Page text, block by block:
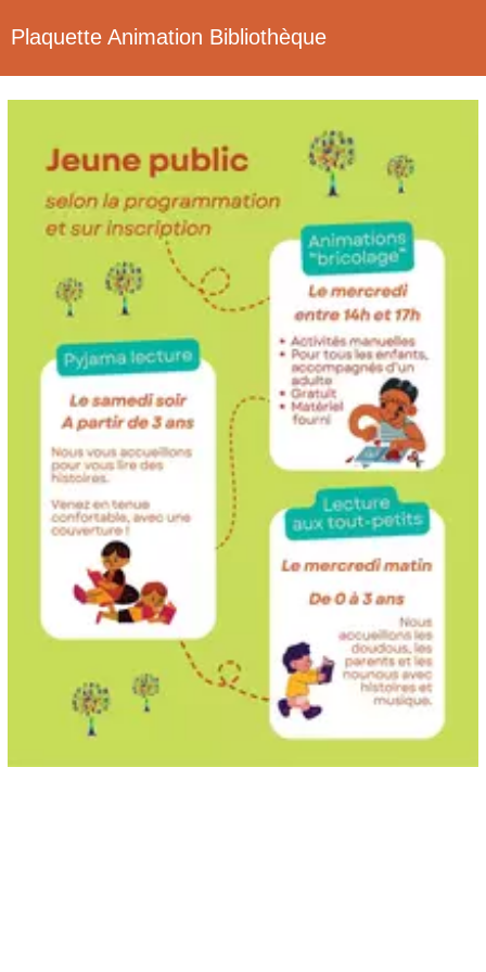
Plaquette Animation Bibliothèque